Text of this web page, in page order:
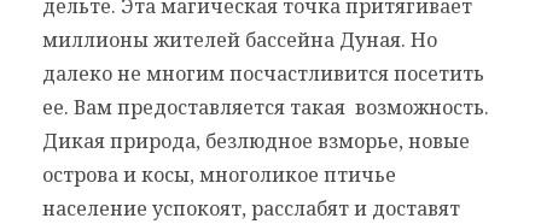
дельте. Эта магическая точка притягивает
миллионы жителей бассейна Дуная. Но
далеко не многим посчастливится посетить
ее. Вам предоставляется такая возможность.
Дикая природа, безлюдное взморье, новые
острова и косы, многоликое птичье
население успокоят, расслабят и доставят